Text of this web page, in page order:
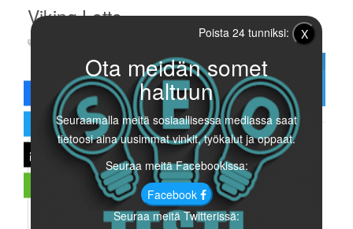
Viking Lotto
28
Ota meidän somet
haltuun
Seuraamalla meitä sosiaallisessa mediassa saat
tietoosi aina uusimmat vinkit, työkalut ja oppaat.
Seuraa meitä Facebookissa:
Facebook
Seuraa meitä Twitterissä:
Poista 24 tunniksi: X